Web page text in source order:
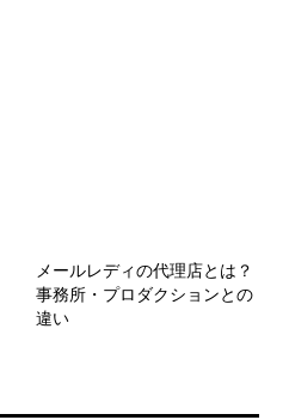
メールレディの代理店とは？
事務所・プロダクションとの
違い